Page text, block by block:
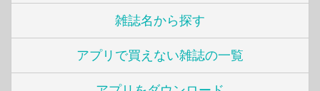
雑誌名から探す
アプリで買えない雑誌の一覧